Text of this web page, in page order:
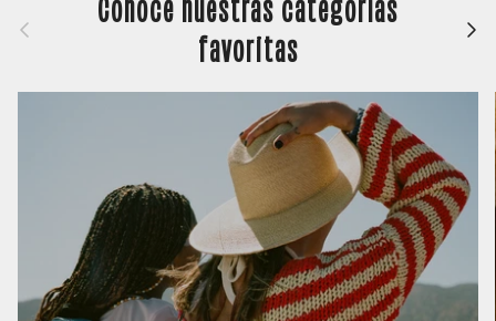
Anterior
favoritas